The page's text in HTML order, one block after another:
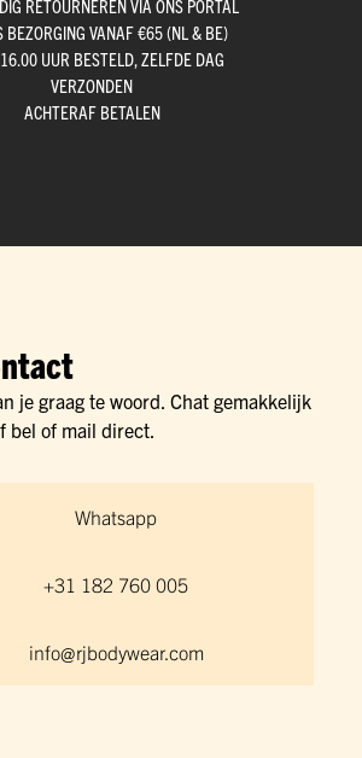
RETOURNEREN VIA ONS PORTAL
BEZORGING VANAF €65 (NL & BE)
UUR BESTELD, ZELFDE DAG
VERZONDEN
ACHTERAF BETALEN
je graag te woord. Chat gemakkelijk
bel of mail direct.
Whatsapp
+31 182 760 005
info@rjbodywear.com